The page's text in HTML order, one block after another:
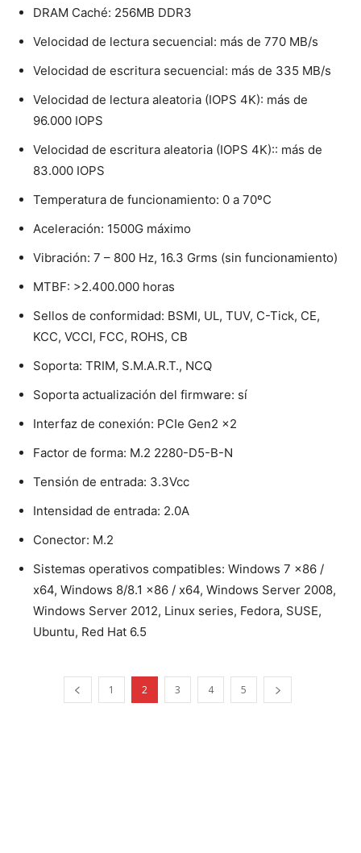
DRAM Caché: 256MB DDR3
Velocidad de lectura secuencial: más de 770 MB/s
Velocidad de escritura secuencial: más de 335 MB/s
Velocidad de lectura aleatoria (IOPS 4K): más de
96.000 IOPS
Velocidad de escritura aleatoria (IOPS 4K):: más de
83.000 IOPS
Temperatura de funcionamiento: 0 a 70ºC
Aceleración: 1500G máximo
Vibración: 7 – 800 Hz, 16.3 Grms (sin funcionamiento)
MTBF: >2.400.000 horas
Sellos de conformidad: BSMI, UL, TUV, C-Tick, CE,
KCC, VCCI, FCC, ROHS, CB
Soporta: TRIM, S.M.A.R.T., NCQ
Soporta actualización del firmware: sí
Interfaz de conexión: PCIe Gen2 x2
Factor de forma: M.2 2280-D5-B-N
Tensión de entrada: 3.3Vcc
Intensidad de entrada: 2.0A
Conector: M.2
Sistemas operativos compatibles: Windows 7 x86 /
x64, Windows 8/8.1 x86 / x64, Windows Server 2008,
Windows Server 2012, Linux series, Fedora, SUSE,
Ubuntu, Red Hat 6.5
1 2 3 4 5